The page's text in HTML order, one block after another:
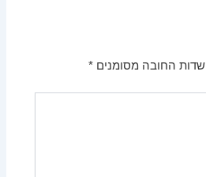
שדות החובה מסומנים*